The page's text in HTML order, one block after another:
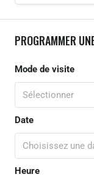
PROGRAMMER
Mode de visite
Sélectionner
Date
Choisissez une
Heure